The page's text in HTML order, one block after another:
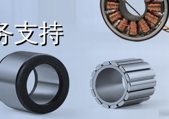
支持